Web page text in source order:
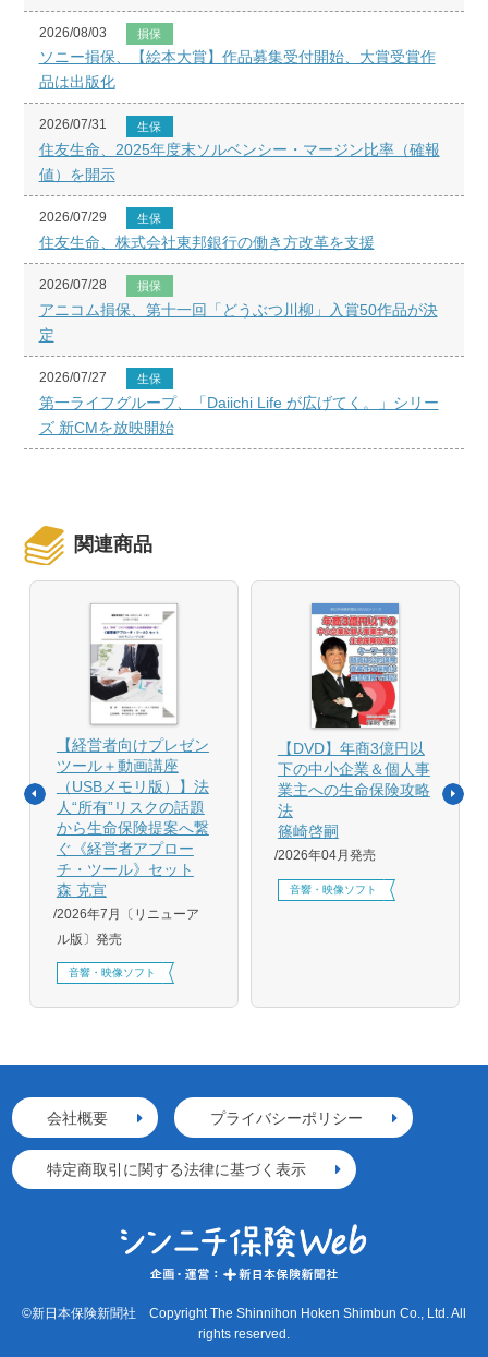
2026/08/03 損保
ソニー損保、【絵本大賞】作品募集受付開始、大賞受賞作
品は出版化
2026/07/31 生保
住友生命、2025年度末ソルベンシー・マージン比率（確報
値）を開示
2026/07/29 生保
住友生命、株式会社東邦銀行の働き方改革を支援
2026/07/28 損保
アニコム損保、第十一回「どうぶつ川柳」入賞50作品が決
定
2026/07/27 生保
第一ライフグループ、「Daiichi Life が広げてく。」シリー
ズ 新CMを放映開始
関連商品
【経営者向けプレゼン
ツール＋動画講座
（USBメモリ版）】法
人“所有”リスクの話題
から生命保険提案へ繋
ぐ《経営者アプロー
チ・ツール》セット
森 克宣
2026年7月〔リニューア
ル版〕発売
音響・映像ソフト
【DVD】年商3億円以
下の中小企業＆個人事
業主への生命保険攻略
法
篠崎啓嗣
2026年04月発売
音響・映像ソフト
会社概要 プライバシーポリシー
特定商取引に関する法律に基づく表示
©新日本保険新聞社 Copyright The Shinnihon Hoken Shimbun Co., Ltd. All
rights reserved.